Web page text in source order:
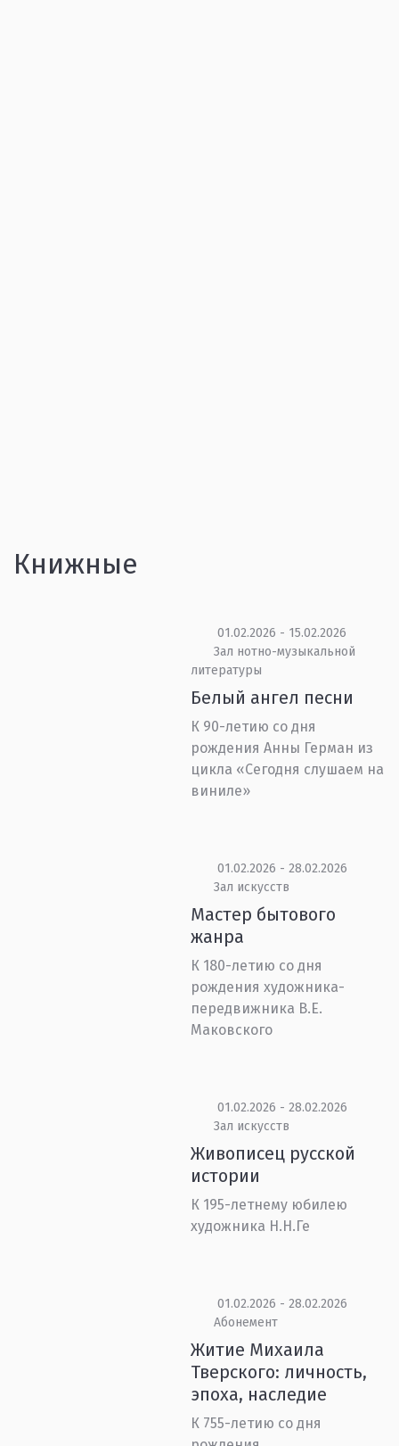
Книжные
01.02.2026 - 15.02.2026
Зал нотно-музыкальной
литературы
Белый ангел песни
К 90-летию со дня
рождения Анны Герман из
цикла «Сегодня слушаем на
виниле»
01.02.2026 - 28.02.2026
Зал искусств
Мастер бытового
жанра
К 180-летию со дня
рождения художника-
передвижника В.Е.
Маковского
01.02.2026 - 28.02.2026
Зал искусств
Живописец русской
истории
К 195-летнему юбилею
художника Н.Н.Ге
01.02.2026 - 28.02.2026
Абонемент
Житие Михаила
Тверского: личность,
эпоха, наследие
К 755-летию со дня